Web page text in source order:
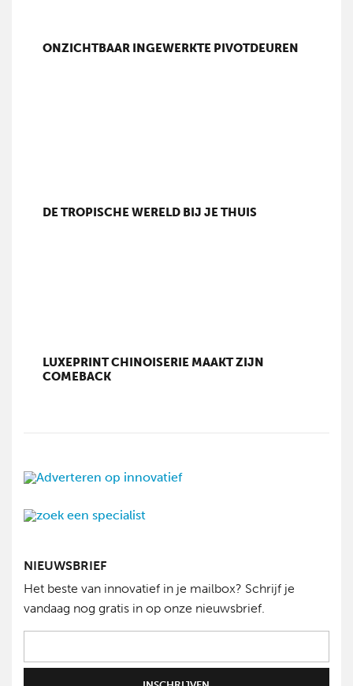
ONZICHTBAAR INGEWERKTE PIVOTDEUREN
DE TROPISCHE WERELD BIJ JE THUIS
LUXEPRINT CHINOISERIE MAAKT ZIJN
COMEBACK
NIEUWSBRIEF
Het beste van innovatief in je mailbox? Schrijf je
vandaag nog gratis in op onze nieuwsbrief.